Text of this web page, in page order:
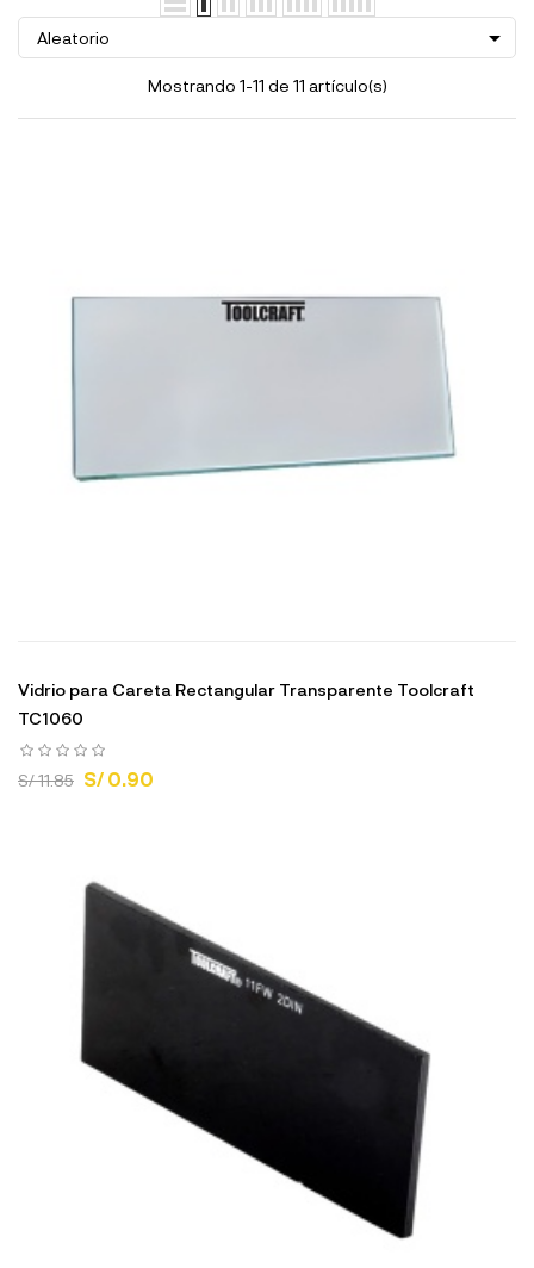
Aleatorio 
Mostrando 1-11 de 11 artículo(s)
Vidrio para Careta Rectangular Transparente Toolcraft
TC1060
S/ 11.85 S/ 0.90